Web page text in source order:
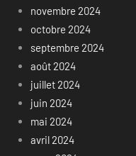
novembre 2024
octobre 2024
septembre 2024
août 2024
juillet 2024
juin 2024
mai 2024
avril 2024